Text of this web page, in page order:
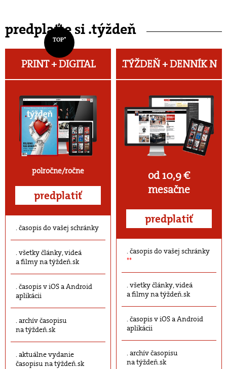
predplaťte si .týždeň
TOP*
PRINT + DIGITAL
polročne/ročne
predplatiť
časopis do vašej schránky
všetky články, videá
a filmy na týždeň.sk
časopis v iOS a Android
aplikácii
archív časopisu
na týždeň.sk
aktuálne vydanie
časopisu na týždeň.sk
.TÝŽDEŇ +DENNÍK N
od 10,9 €
mesačne
predplatiť
časopis do vašej schránky
**
všetky články, videá
a filmy na týždeň.sk
časopis v iOS a Android
aplikácii
archív časopisu
na týždeň.sk